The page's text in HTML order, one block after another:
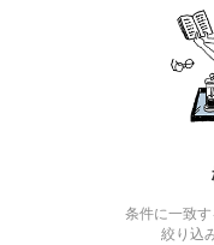
条件に一致
絞り込